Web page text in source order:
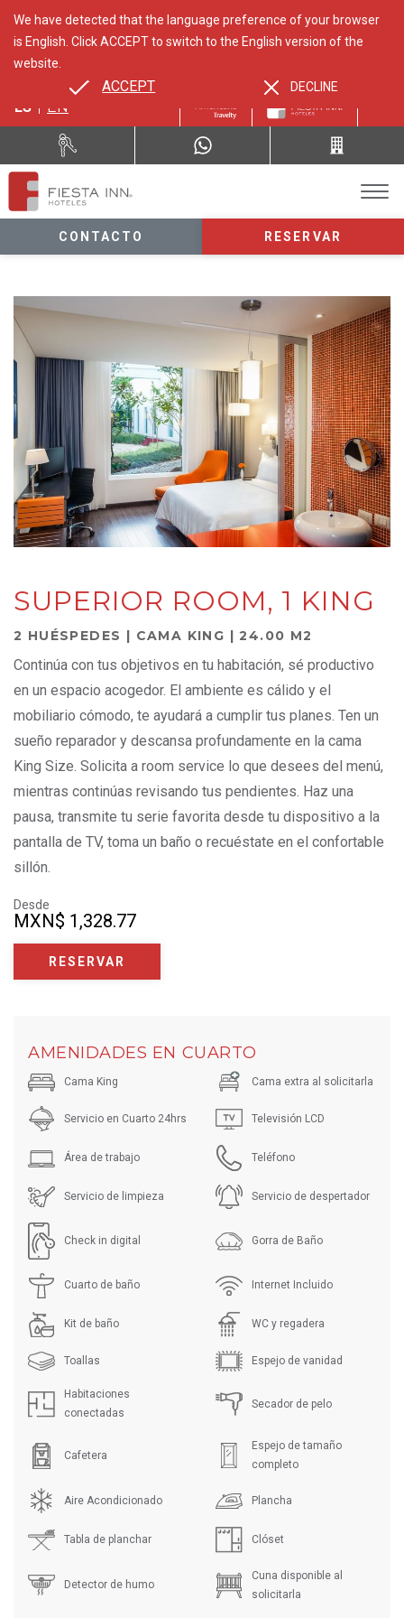
ES EN
CONTACTO RESERVAR
We have detected that the language preference of your browser
is English. Click ACCEPT to switch to the English version of the
website.
ACCEPT DECLINE
SUPERIOR ROOM, 1 KING
2 HUÉSPEDES | CAMA KING | 24.00 M2
Continúa con tus objetivos en tu habitación, sé productivo
en un espacio acogedor. El ambiente es cálido y el
mobiliario cómodo, te ayudará a cumplir tus planes. Ten un
sueño reparador y descansa profundamente en la cama
King Size. Solicita a room service lo que desees del menú,
mientras continúas revisando tus pendientes. Haz una
pausa, transmite tu serie favorita desde tu dispositivo a la
pantalla de TV, toma un baño o recuéstate en el confortable
sillón.
Desde
MXN$ 1,328.77
RESERVAR
AMENIDADES EN CUARTO
Cama King Cama extra al solicitarla
Servicio en Cuarto 24hrs Televisión LCD
Área de trabajo Teléfono
Servicio de limpieza Servicio de despertador
Check in digital Gorra de Baño
Cuarto de baño Internet Incluido
Kit de baño WC y regadera
Toallas Espejo de vanidad
Habitaciones
conectadas
Secador de pelo
Cafetera
Espejo de tamaño
completo
Aire Acondicionado Plancha
Tabla de planchar Clóset
Detector de humo
Cuna disponible al
solicitarla